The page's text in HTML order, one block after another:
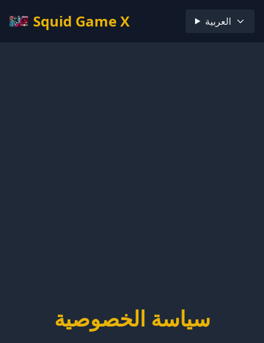
Squid Game X العربية
سياسة الخصوصية